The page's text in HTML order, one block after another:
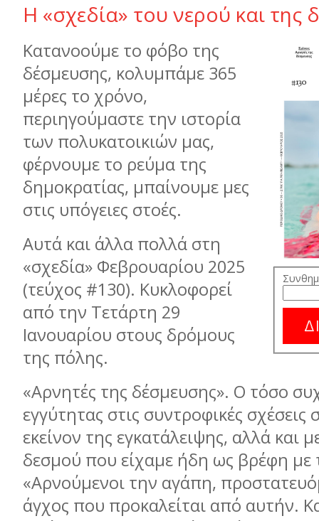
H «σχεδία» του νερού και της
Κατανοούμε το φόβο της
δέσμευσης, κολυμπάμε 365
μέρες το χρόνο,
περιηγούμαστε την ιστορία
των πολυκατοικιών μας,
φέρνουμε το ρεύμα της
δημοκρατίας, μπαίνουμε μες
στις υπόγειες στοές.
Αυτά και άλλα πολλά στη
«σχεδία» Φεβρουαρίου 2025
(τεύχος #130). Κυκλοφορεί
από την Τετάρτη 29
Ιανουαρίου στους δρόμους
της πόλης.
«Αρνητές της δέσμευσης». O τόσο
εγγύτητας στις συντροφικές σχέσεις
εκείνον της εγκατάλειψης, αλλά και
δεσμού που είχαμε ήδη ως βρέφη με
«Αρνούμενοι την αγάπη,
άγχος που προκαλείται από αυτήν.